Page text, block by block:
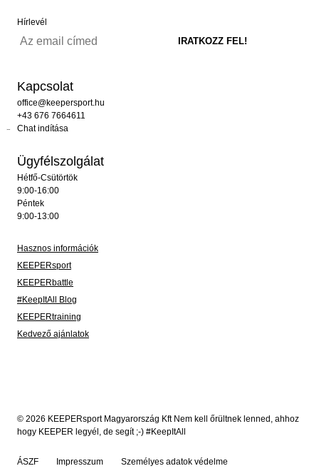
Hírlevél
Kapcsolat
office@keepersport.hu
+43 676 7664611
Chat indítása
Ügyfélszolgálat
Hétfő-Csütörtök
9:00-16:00
Péntek
9:00-13:00
Hasznos információk
KEEPERsport
KEEPERbattle
#KeepItAll Blog
KEEPERtraining
Kedvező ajánlatok
© 2026 KEEPERsport Magyarország Kft Nem kell őrültnek lenned, ahhoz
hogy KEEPER legyél, de segít ;-) #KeepItAll
ÁSZF Impresszum Személyes adatok védelme